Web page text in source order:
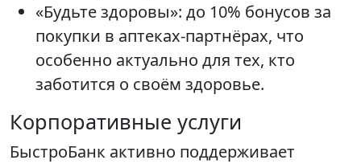
«Будьте здоровы»: до 10% бонусов за
покупки в аптеках-партнёрах, что
особенно актуально для тех, кто
заботится о своём здоровье.
Корпоративные услуги
БыстроБанк активно поддерживает